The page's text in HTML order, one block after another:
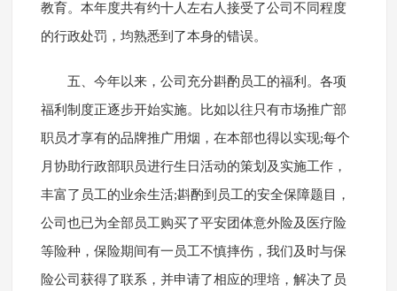
教育。本年度共有约十人左右人接受了公司不同程度
的行政处罚，均熟悉到了本身的错误。
五、今年以来，公司充分斟酌员工的福利。各项
福利制度正逐步开始实施。比如以往只有市场推广部
职员才享有的品牌推广用烟，在本部也得以实现;每个
月协助行政部职员进行生日活动的策划及实施工作，
丰富了员工的业余生活;斟酌到员工的安全保障题目，
公司也已为全部员工购买了平安团体意外险及医疗险
等险种，保险期间有一员工不慎摔伤，我们及时与保
险公司获得了联系，并申请了相应的理培，解决了员